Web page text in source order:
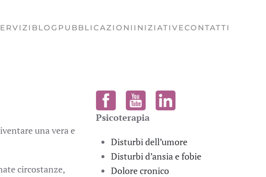
BLOG PUBBLICAZIONI INIZIATIVECONTATTI
una vera e
circostanze,
Psicoterapia
Disturbi dell’umore
Disturbi d’ansia e fobie
Dolore cronico